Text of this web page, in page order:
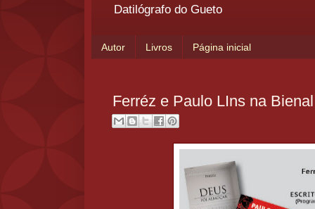
Datilógrafo do Gueto
Autor Livros Página inicial
Ferréz e Paulo LIns na